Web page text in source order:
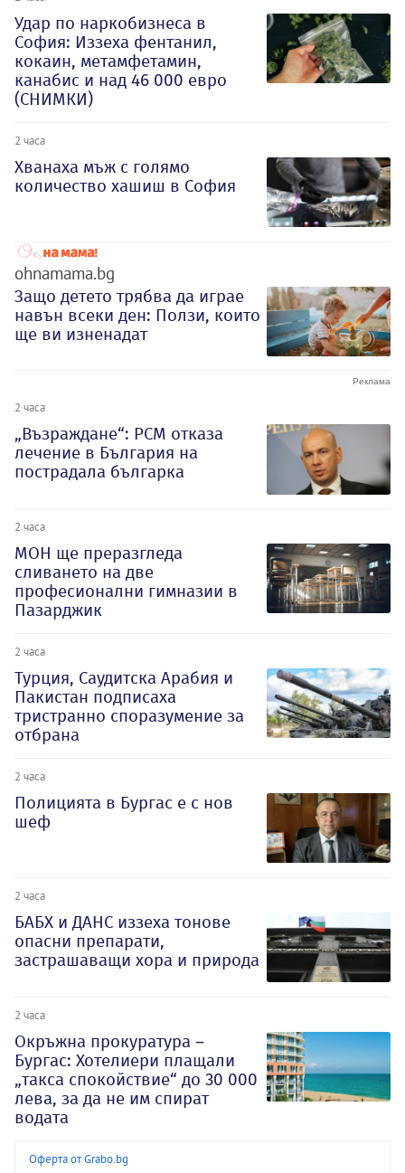
Удар по наркобизнеса в
София: Иззеха фентанил,
кокаин, метамфетамин,
канабис и над 46 000 евро
(СНИМКИ)
2 часа
Хванаха мъж с голямо
количество хашиш в София
ohnamama.bg
Защо детето трябва да играе
навън всеки ден: Ползи, които
ще ви изненадат
2 часа
„Възраждане“: РСМ отказа
лечение в България на
пострадала българка
2 часа
МОН ще преразгледа
сливането на две
професионални гимназии в
Пазарджик
2 часа
Турция, Саудитска Арабия и
Пакистан подписаха
тристранно споразумение за
отбрана
2 часа
Полицията в Бургас е с нов
шеф
2 часа
БАБХ и ДАНС иззеха тонове
опасни препарати,
застрашаващи хора и природа
2 часа
Окръжна прокуратура –
Бургас: Хотелиери плащали
„такса спокойствие“ до 30 000
лева, за да не им спират
водата
Оферта от Grabo.bg